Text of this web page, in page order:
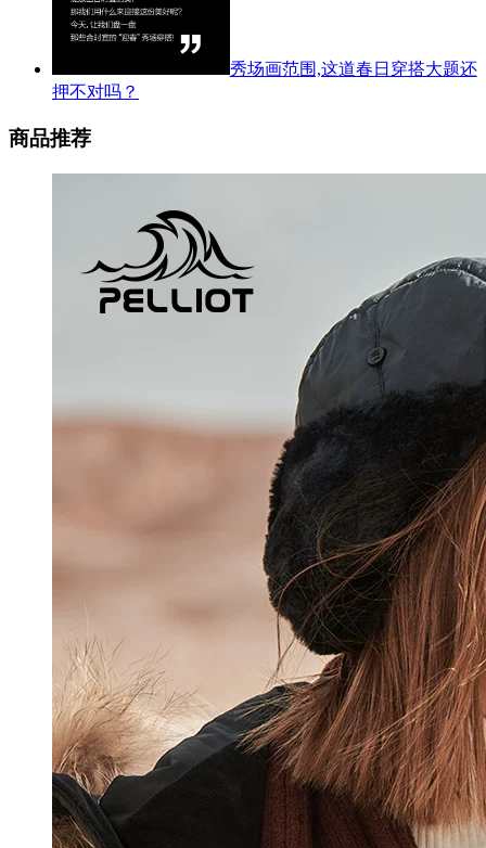
秀场画范围,这道春日穿搭大题还
押不对吗？
商品推荐